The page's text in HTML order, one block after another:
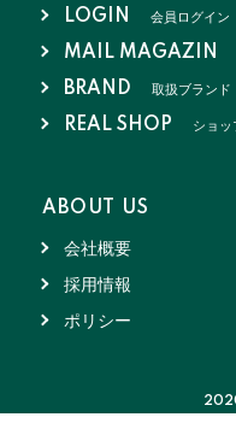
LOGIN 会員ログイン
MAIL MAGAZIN
BRAND 取扱ブランド
REAL SHOP ショッ
ABOUT US
会社概要
採用情報
ポリシー